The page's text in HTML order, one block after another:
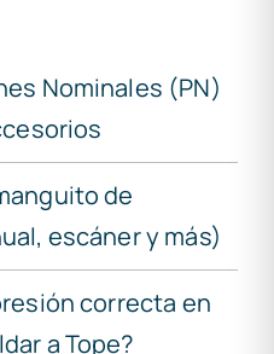
Nominales (PN)
de
escáner y más)
correcta en
a Tope?